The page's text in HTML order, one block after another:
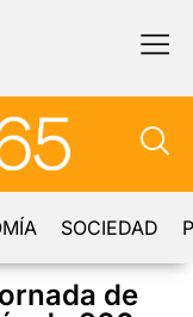
SOCIEDAD
de